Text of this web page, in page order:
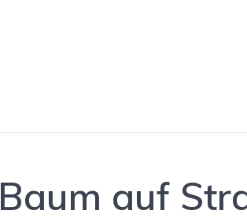
Baum auf